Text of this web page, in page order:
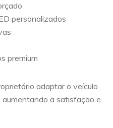
personalizados
premium
adaptar o veículo
a satisfação e